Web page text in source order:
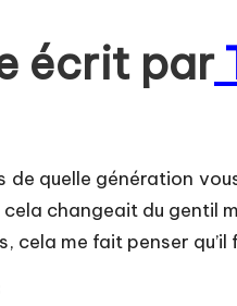
écrit par
de quelle génération
changeait du gentil
cela me fait penser